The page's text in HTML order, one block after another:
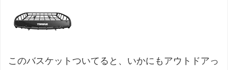
このバスケットついてると、いかにもアウトドアっ